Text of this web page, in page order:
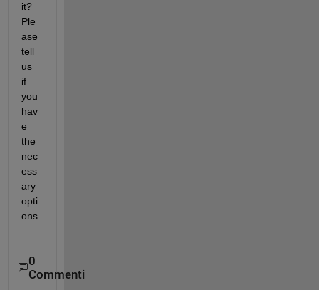
it?
Ple
ase
tell
us
if
you
hav
e
the
nec
ess
ary
opti
ons
0
Commenti